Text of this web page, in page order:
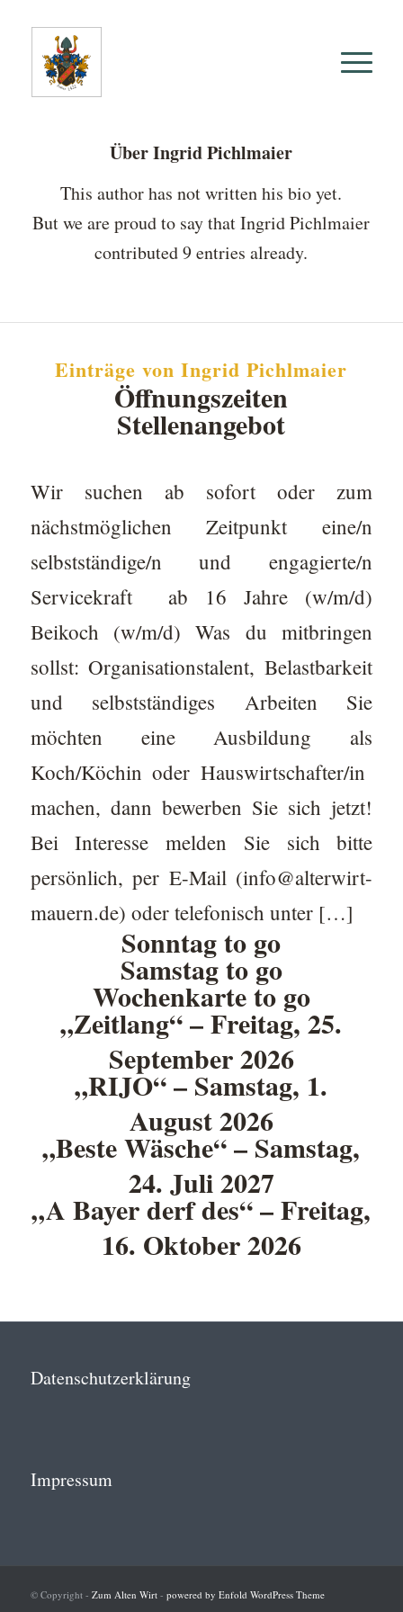
ÜberIngrid Pichlmaier
This author has not written his bio yet.
But we are proud to say thatIngrid Pichlmaier
contributed 9 entries already.
Einträge von Ingrid Pichlmaier
Öffnungszeiten
Stellenangebot
Wir suchen ab sofort oder zum
nächstmöglichen Zeitpunkt eine/n
selbstständige/n und engagierte/n
Servicekraft ab 16 Jahre (w/m/d)
Beikoch (w/m/d) Was du mitbringen
sollst: Organisationstalent, Belastbarkeit
und selbstständiges Arbeiten Sie
möchten eine Ausbildung als
Koch/Köchin oder Hauswirtschafter/in
machen, dann bewerben Sie sich jetzt!
Bei Interesse melden Sie sich bitte
persönlich, per E-Mail (info@alterwirt-
mauern.de) oder telefonisch unter […]
Sonntag to go
Samstag to go
Wochenkarte to go
„Zeitlang“ – Freitag, 25.
September 2026
„RIJO“ – Samstag, 1.
August 2026
„Beste Wäsche“ – Samstag,
24. Juli 2027
„A Bayer derf des“ – Freitag,
16. Oktober 2026
Datenschutzerklärung
Impressum
© Copyright - Zum Alten Wirt- powered by Enfold WordPress Theme